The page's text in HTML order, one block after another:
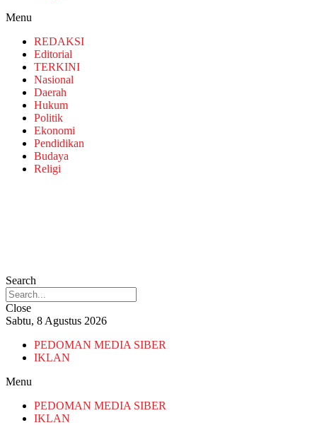
Menu
REDAKSI
Editorial
TERKINI
Nasional
Daerah
Hukum
Politik
Ekonomi
Pendidikan
Budaya
Religi
Search
Close
Sabtu, 8 Agustus 2026
PEDOMAN MEDIA SIBER
IKLAN
Menu
PEDOMAN MEDIA SIBER
IKLAN